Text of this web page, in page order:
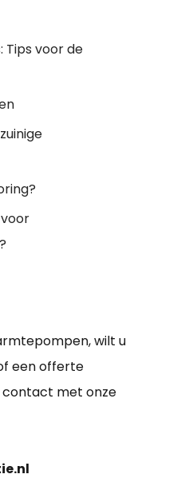
Tips voor de
wilt u
een offerte
contact met onze